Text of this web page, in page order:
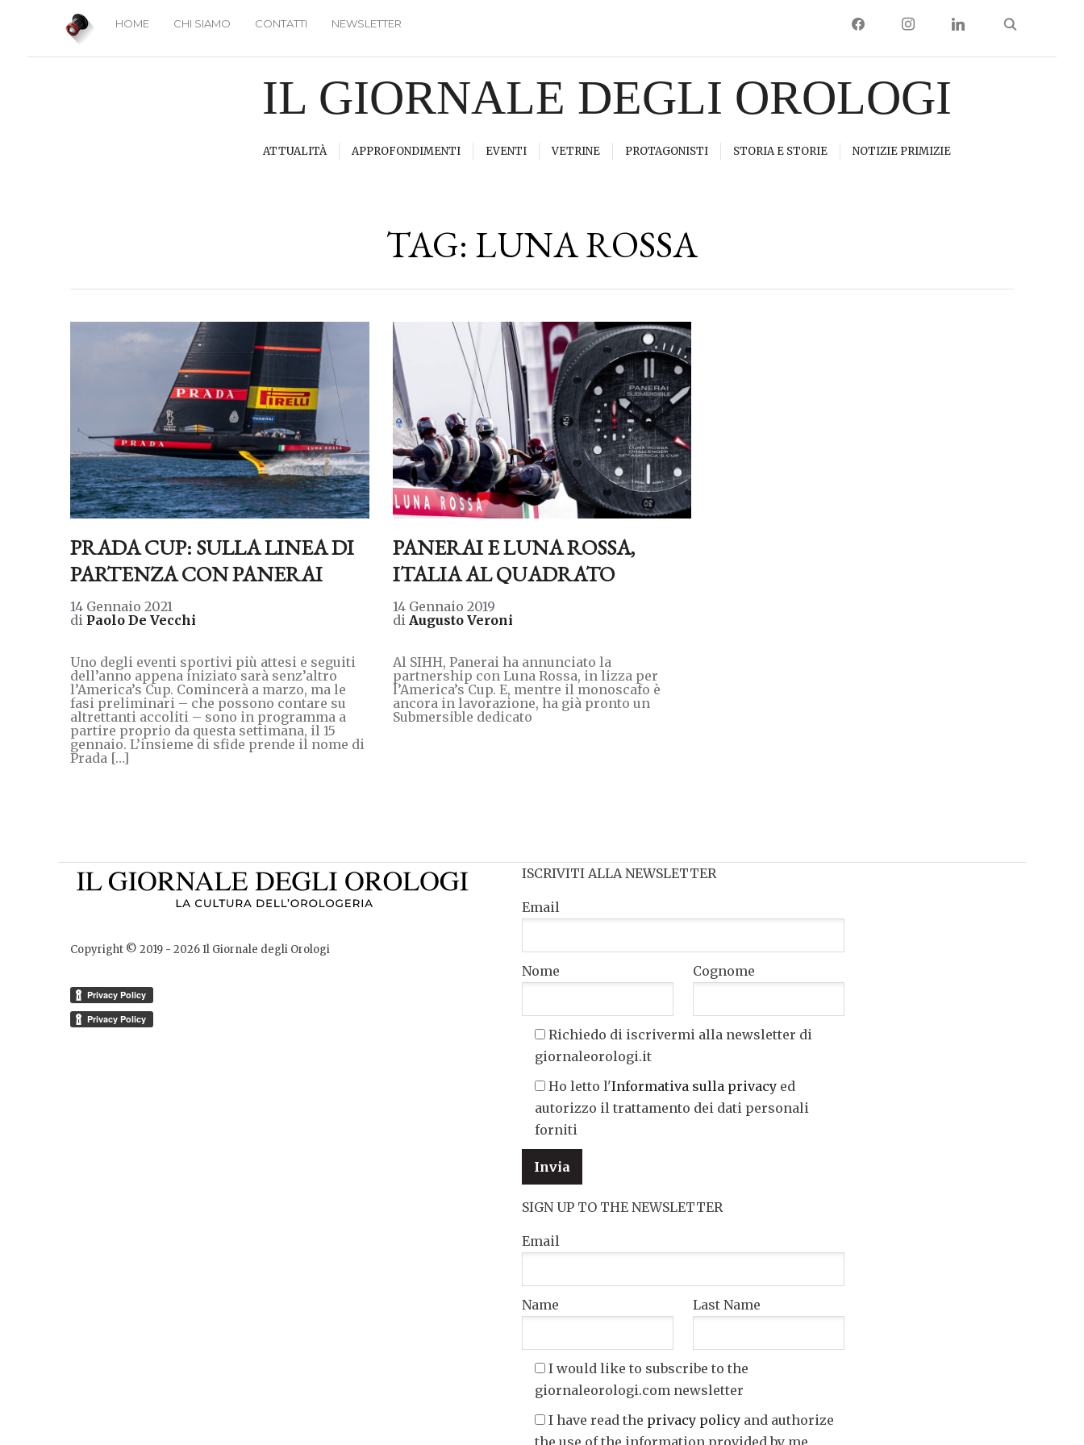
HOME CHI SIAMO CONTATTI NEWSLETTER FACEBOOKINSTAGRAMLINKEDIN
IL GIORNALE DEGLI OROLOGI
ATTUALITÀ APPROFONDIMENTI EVENTI VETRINE PROTAGONISTI STORIA E STORIE NOTIZIE PRIMIZIE
TAG: LUNA ROSSA
PRADA CUP: SULLA LINEA DI
PARTENZA CON PANERAI
14 Gennaio 2021
di Paolo De Vecchi
Uno degli eventi sportivi più attesi e seguiti
dell’anno appena iniziato sarà senz’altro
l’America’s Cup. Comincerà a marzo, ma le
fasi preliminari – che possono contare su
altrettanti accoliti – sono in programma a
partire proprio da questa settimana, il 15
gennaio. L’insieme di sfide prende il nome di
Prada […]
PANERAI E LUNA ROSSA,
ITALIA AL QUADRATO
14 Gennaio 2019
di Augusto Veroni
Al SIHH, Panerai ha annunciato la
partnership con Luna Rossa, in lizza per
l’America’s Cup. E, mentre il monoscafo è
ancora in lavorazione, ha già pronto un
Submersible dedicato
Copyright © 2019 - 2026Il Giornale degli Orologi
ISCRIVITI ALLA NEWSLETTER
Email
Nome Cognome
Richiedo di iscrivermi alla newsletter di
giornaleorologi.it
Ho letto l'Informativa sulla privacy ed
autorizzo il trattamento dei dati personali
forniti
SIGN UP TO THE NEWSLETTER
Email
Name Last Name
I would like to subscribe to the
giornaleorologi.com newsletter
I have read the privacy policy and authorize
the use of the information provided by me.